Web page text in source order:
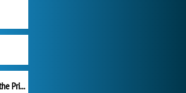
My Kingdom for the Princess Plná verze